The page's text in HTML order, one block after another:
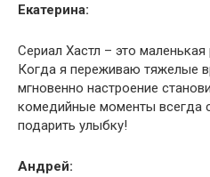
Екатерина:
Сериал Хастл – это
Когда я переживаю тяжелые
мгновенно настроение
комедийные моменты всегда
подарить улыбку!
Андрей: